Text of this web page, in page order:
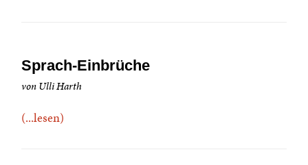
Sprach-Einbrüche
von Ulli Harth
(...lesen)